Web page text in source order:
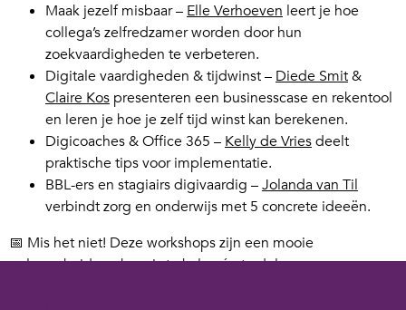
Maak jezelf misbaar – Elle Verhoeven leert je hoe
collega’s zelfredzamer worden door hun
zoekvaardigheden te verbeteren.
Digitale vaardigheden & tijdwinst – Diede Smit&
Claire Kos presenteren een businesscase en rekentool
en leren je hoe je zelf tijd winst kan berekenen.
Digicoaches & Office 365 – Kelly de Vriesdeelt
praktische tips voor implementatie.
BBL-ers en stagiairs digivaardig –Jolanda van Til
verbindt zorg en onderwijs met 5 concrete ideeën.
📅 Mis het niet! Deze workshops zijn een mooie
gelegenheid om kennis te halen én te delen.